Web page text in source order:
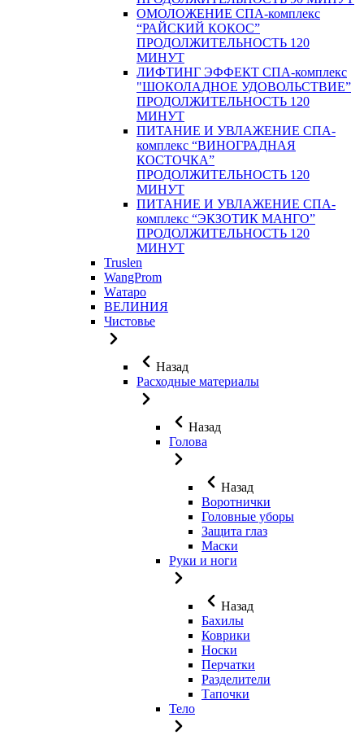
ОМОЛОЖЕНИЕ СПА-комплекс
“РАЙСКИЙ КОКОС”
ПРОДОЛЖИТЕЛЬНОСТЬ 120
МИНУТ
ЛИФТИНГ ЭФФЕКТ СПА-комплекс
"ШОКОЛАДНОЕ УДОВОЛЬСТВИЕ”
ПРОДОЛЖИТЕЛЬНОСТЬ 120
МИНУТ
ПИТАНИЕ И УВЛАЖЕНИЕ СПА-
комплекс “ВИНОГРАДНАЯ
КОСТОЧКА”
ПРОДОЛЖИТЕЛЬНОСТЬ 120
МИНУТ
ПИТАНИЕ И УВЛАЖЕНИЕ СПА-
комплекс “ЭКЗОТИК МАНГО”
ПРОДОЛЖИТЕЛЬНОСТЬ 120
МИНУТ
Truslen
WangProm
Wатаро
ВЕЛИНИЯ
Чистовье
Назад
Расходные материалы
Назад
Голова
Назад
Воротнички
Головные уборы
Защита глаз
Маски
Руки и ноги
Назад
Бахилы
Коврики
Носки
Перчатки
Разделители
Тапочки
Тело